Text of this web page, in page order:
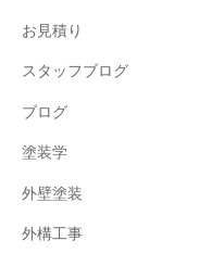
お見積り
スタッフブログ
ブログ
塗装学
外壁塗装
外構工事